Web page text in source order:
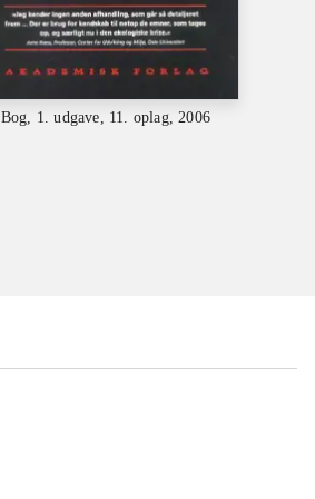
Bog, 1. udgave, 11. oplag, 2006